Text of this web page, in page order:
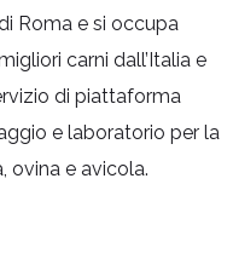
Roma e si occupa
carni dall’Italia e
di piattaforma
e laboratorio per la
ovina e avicola.